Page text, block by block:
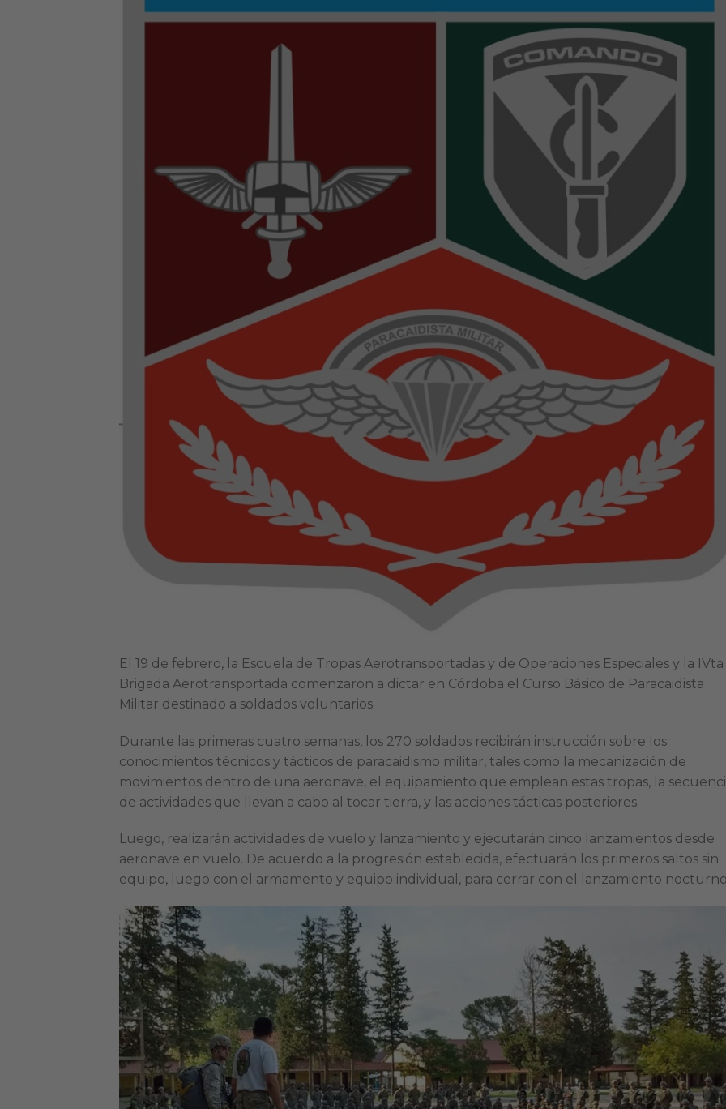
El 19 de febrero, la Escuela de Tropas Aerotransportadas y de Operaciones Especiales y la IVta
Brigada Aerotransportada comenzaron a dictar en Córdoba el Curso Básico de Paracaidista
Militar destinado a soldados voluntarios.
Durante las primeras cuatro semanas, los 270 soldados recibirán instrucción sobre los
conocimientos técnicos y tácticos de paracaidismo militar, tales como la mecanización de
movimientos dentro de una aeronave, el equipamiento que emplean estas tropas, la
de actividades que llevan a cabo al tocar tierra, y las acciones tácticas posteriores.
Luego, realizarán actividades de vuelo y lanzamiento y ejecutarán cinco lanzamientos desde
aeronave en vuelo. De acuerdo a la progresión establecida, efectuarán los primeros saltos sin
equipo, luego con el armamento y equipo individual, para cerrar con el lanzamiento